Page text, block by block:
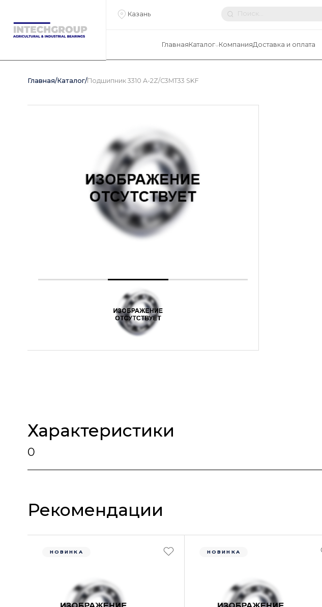
Казань
ГлавнаяКаталог КомпанияДоставка и оплата
Главная/Каталог/Подшипник 3310 A-2Z/C3MT33 SKF
Характеристики
0
Рекомендации
НОВИНКА НОВИНКА